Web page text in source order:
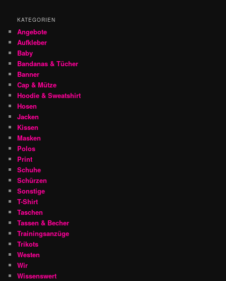
KATEGORIEN
Angebote
Aufkleber
Baby
Bandanas & Tücher
Banner
Cap & Mütze
Hoodie & Sweatshirt
Hosen
Jacken
Kissen
Masken
Polos
Print
Schuhe
Schürzen
Sonstige
T-Shirt
Taschen
Tassen & Becher
Trainingsanzüge
Trikots
Westen
Wir
Wissenswert